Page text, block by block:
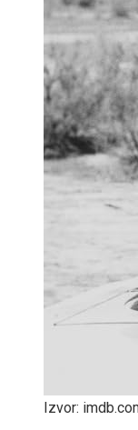
Izvor: